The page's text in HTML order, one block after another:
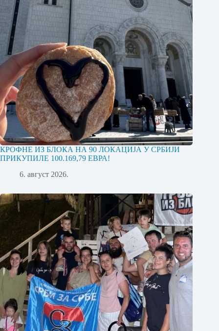
КРОФНЕ ИЗ БЛОКА НА 90 ЛОКАЦИЈА У СРБИЈИ
ПРИКУПИЛЕ 100.169,79 ЕВРА!
6. август 2026.